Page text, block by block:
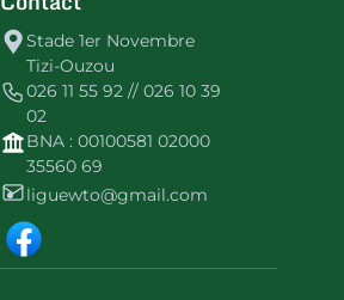
Stade 1er Novembre
Tizi-Ouzou
026 11 55 92 // 026 10 39
02
BNA : 00100581 02000
35560 69
liguewto@gmail.com